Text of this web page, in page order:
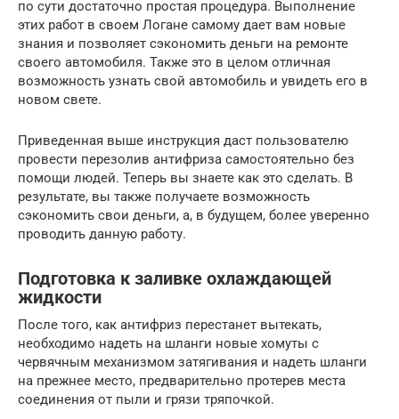
по сути достаточно простая процедура. Выполнение
этих работ в своем Логане самому дает вам новые
знания и позволяет сэкономить деньги на ремонте
своего автомобиля. Также это в целом отличная
возможность узнать свой автомобиль и увидеть его в
новом свете.
Приведенная выше инструкция даст пользователю
провести перезолив антифриза самостоятельно без
помощи людей. Теперь вы знаете как это сделать. В
результате, вы также получаете возможность
сэкономить свои деньги, а, в будущем, более уверенно
проводить данную работу.
Подготовка к заливке охлаждающей
жидкости
После того, как антифриз перестанет вытекать,
необходимо надеть на шланги новые хомуты с
червячным механизмом затягивания и надеть шланги
на прежнее место, предварительно протерев места
соединения от пыли и грязи тряпочкой.